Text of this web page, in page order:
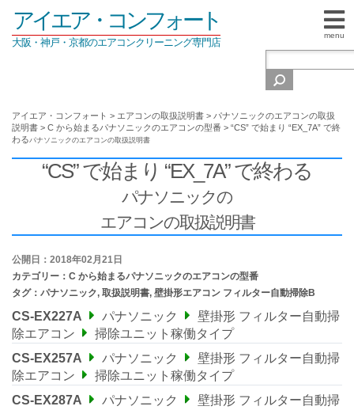
menu
アイエア・コンフォート
大阪・神戸・京都のエアコンクリーニング専門店
アイエア・コンフォート > エアコンの取扱説明書 > パナソニックのエアコンの取扱
説明書 > C から始まるパナソニックのエアコンの型番 > “CS” で始まり “EX_7A” で終
わるパナソニックのエアコンの取扱説明書
“CS” で始まり “EX_7A” で終わる
パナソニックの
エアコンの取扱説明書
公開日：2018年02月21日
カテゴリー： C から始まるパナソニックのエアコンの型番
タグ： パナソニック, 取扱説明書, 壁掛形エアコン フィルター自動掃除B
CS-EX227A パナソニック
壁掛形 フィルター自動掃
除エアコン
掃除ユニット稼働タイプ
CS-EX257A
パナソニック
壁掛形 フィルター自動掃
除エアコン
掃除ユニット稼働タイプ
CS-EX287A
パナソニック
壁掛形 フィルター自動掃